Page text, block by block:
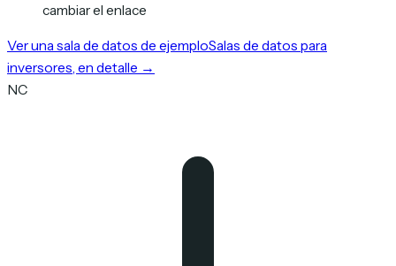
cambiar el enlace
Ver una sala de datos de ejemploSalas de datos para
inversores, en detalle →
NC